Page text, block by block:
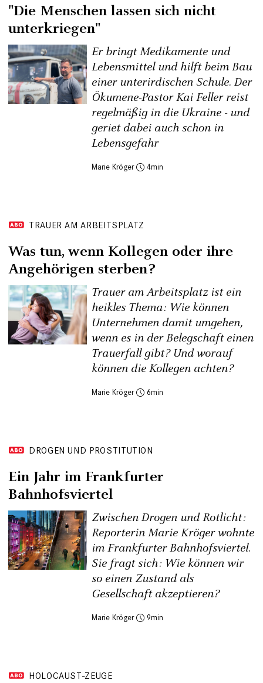
"Die Menschen lassen sich nicht
unterkriegen"
Er bringt Medikamente und
Lebensmittel und hilft beim Bau
einer unterirdischen Schule. Der
Ökumene-Pastor Kai Feller reist
regelmäßig in die Ukraine - und
geriet dabei auch schon in
Lebensgefahr
Marie Kröger 4
TRAUER AM ARBEITSPLATZ
Was tun, wenn Kollegen oder ihre
Angehörigen sterben?
Trauer am Arbeitsplatz ist ein
heikles Thema: Wie können
Unternehmen damit umgehen,
wenn es in der Belegschaft einen
Trauerfall gibt? Und worauf
können die Kollegen achten?
Marie Kröger 6
DROGEN UND PROSTITUTION
Ein Jahr im Frankfurter
Bahnhofsviertel
Zwischen Drogen und Rotlicht:
Reporterin Marie Kröger wohnte
im Frankfurter Bahnhofs­viertel.
Sie fragt sich: Wie können wir
so einen Zustand als
Gesellschaft akzeptieren?
Marie Kröger 9
HOLOCAUST-ZEUGE